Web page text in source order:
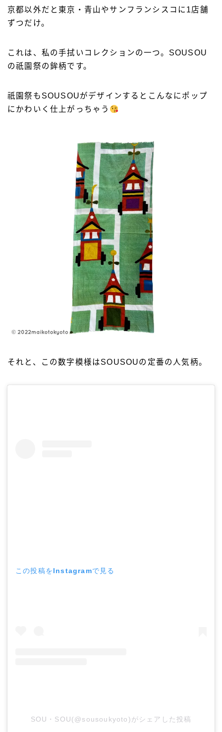
京都以外だと東京・青山やサンフランシスコに1店舗
ずつだけ。
これは、私の手拭いコレクションの一つ。SOUSOU
の祇園祭の鉾柄です。
祇園祭もSOUSOUがデザインするとこんなにポップ
にかわいく仕上がっちゃう
それと、この数字模様はSOUSOUの定番の人気柄。
この投稿をInstagramで見る
SOU・SOU(@sousoukyoto)がシェアした投稿